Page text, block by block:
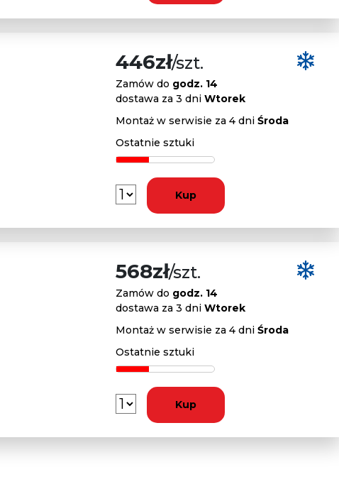
446zł/szt.
Zamów do godz. 14
dostawa za 3 dni Wtorek
Montaż w serwisie za 4 dni Środa
Ostatnie sztuki
Kup
568zł/szt.
Zamów do godz. 14
dostawa za 3 dni Wtorek
Montaż w serwisie za 4 dni Środa
Ostatnie sztuki
Kup